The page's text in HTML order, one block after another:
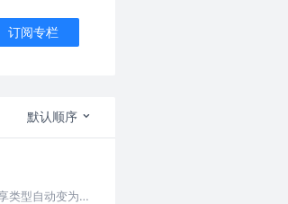
订阅专栏
默认顺序
类型自动变为为